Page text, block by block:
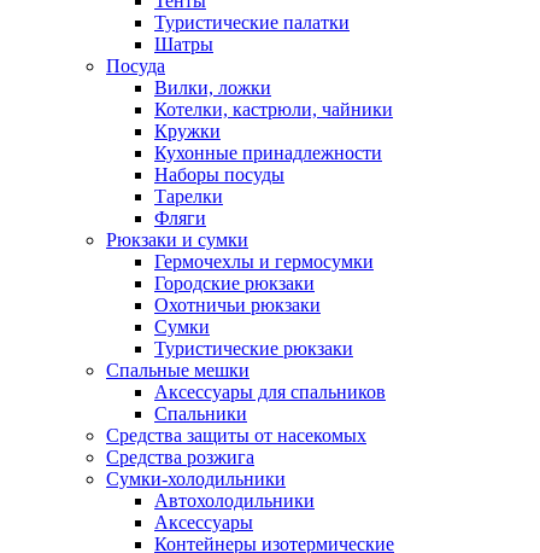
Туристические палатки
Шатры
Посуда
Вилки, ложки
Котелки, кастрюли, чайники
Кружки
Кухонные принадлежности
Наборы посуды
Тарелки
Фляги
Рюкзаки и сумки
Гермочехлы и гермосумки
Городские рюкзаки
Охотничьи рюкзаки
Сумки
Туристические рюкзаки
Спальные мешки
Аксессуары для спальников
Спальники
Средства защиты от насекомых
Средства розжига
Сумки-холодильники
Автохолодильники
Аксессуары
Контейнеры изотермические